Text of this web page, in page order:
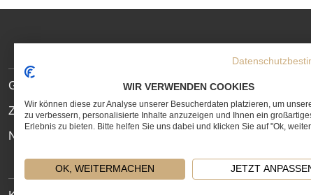
MEDIA
LINKS
SITE
LINKS
Geschenkservice
Zahlungs- und Lieferbedingungen
Newsletter
LEGAL
WIR VERWENDEN COOKIES
Wir können diese zur Analyse unserer Besucherdaten platzieren, um
zu verbessern, personalisierte Inhalte anzuzeigen und Ihnen ein
Erlebnis zu bieten. Bitte helfen Sie uns dabei und klicken Sie auf "Ok,
OK, WEITERMACHEN JETZT